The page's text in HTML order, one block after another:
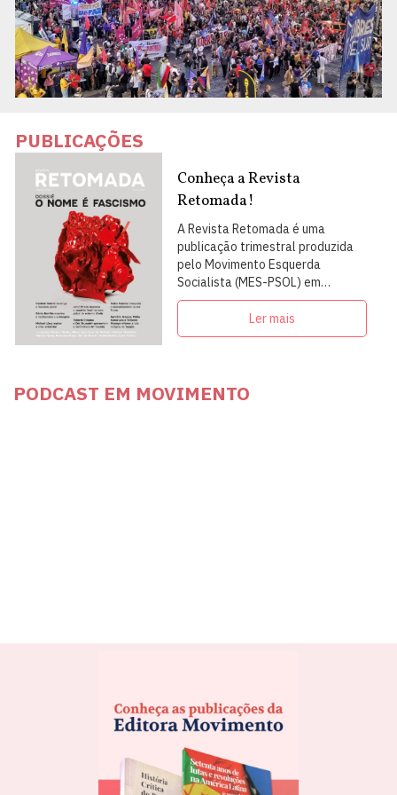
PUBLICAÇÕES
Conheça a Revista
Retomada!
A Revista Retomada é uma
publicação trimestral produzida
pelo Movimento Esquerda
Socialista (MES-PSOL) em
articulação com intelectuais,
militantes e artistas
Ler mais
PODCAST EM MOVIMENTO